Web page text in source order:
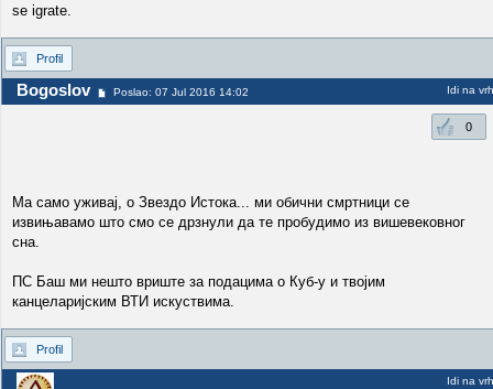
se igrate.
Profil
Bogoslov Poslao: 07 Jul 2016 14:02 Idi na vrh
0
Ма само уживај, о Звездо Истока... ми обични смртници се
извињавамо што смо се дрзнули да те пробудимо из вишевековног
сна.
ПС Баш ми нешто вриште за подацима о Куб-у и твојим
канцеларијским ВТИ искуствима.
Profil
Idi na vrh